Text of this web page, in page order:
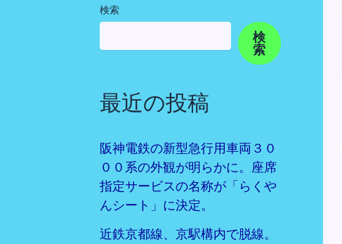
検索
検
索
最近の投稿
阪神電鉄の新型急行用車両３０
００系の外観が明らかに。座席
指定サービスの名称が「らくや
んシート」に決定。
近鉄京都線、京駅構内で脱線。